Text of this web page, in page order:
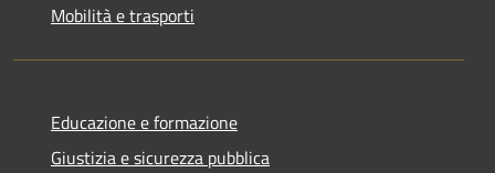
Mobilità e trasporti
Educazione e formazione
Giustizia e sicurezza pubblica